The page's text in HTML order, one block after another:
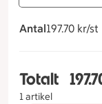
Antal
197.70 kronor
197.70 kr/st
Totalt
1 artikel
Totalt